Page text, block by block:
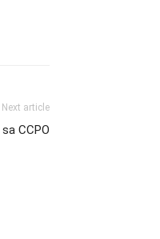
Next article
CCPO